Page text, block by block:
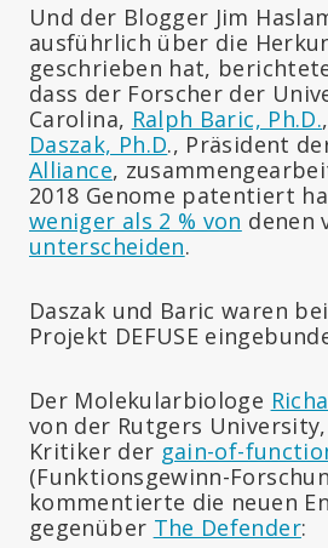
Und der Blogger Jim
ausführlich über die
geschrieben hat,
dass der Forscher der
Carolina, Ralph Baric, Ph.D.
Daszak, Ph.D., Präsident
Alliance,
2018 Genome patentiert
weniger als 2 % von denen
unterscheiden.
Daszak und Baric waren
Projekt DEFUSE
Der Molekularbiologe
von der Rutgers
Kritiker der gain-of-
(Funktionsgewinn-
kommentierte die neuen
gegenüber The Defender: